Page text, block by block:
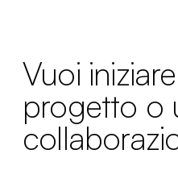
Vuoi
progetto o